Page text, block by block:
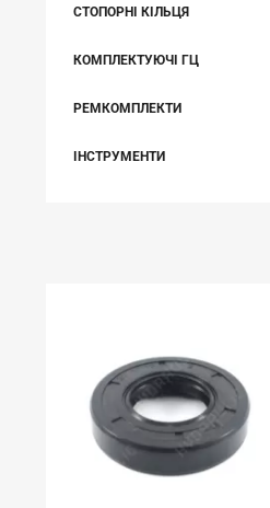
СТОПОРНІ КІЛЬЦЯ
КОМПЛЕКТУЮЧІ ГЦ
РЕМКОМПЛЕКТИ
ІНСТРУМЕНТИ